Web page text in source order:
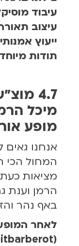
עיבוד
עיצוב
ייעוץ
תודות
4.7
מיכל
מופע
אנחנו
המחול הכי
מציאות
הרמן וענת
באף נהר
לאחר